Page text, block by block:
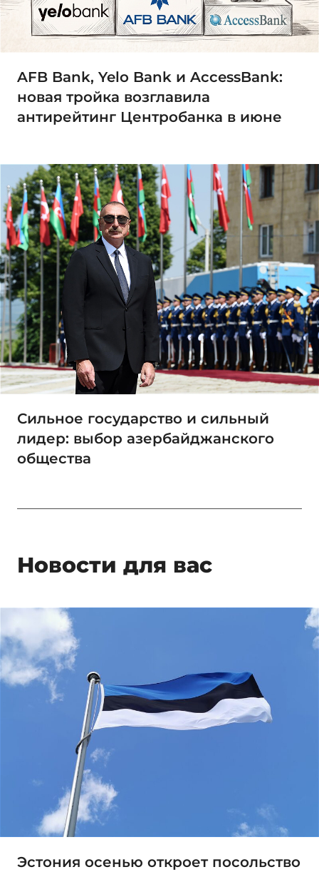
AFB Bank, Yelo Bank и AccessBank:
новая тройка возглавила
антирейтинг Центробанка в июне
Сильное государство и сильный
лидер: выбор азербайджанского
общества
Новости для вас
Эстония осенью откроет посольство